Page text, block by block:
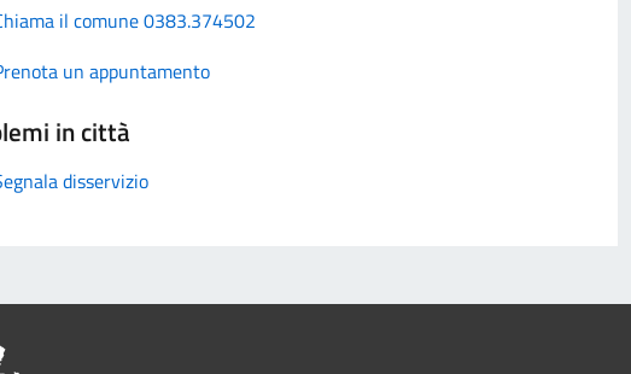
il comune 0383.374502
un appuntamento
in città
disservizio